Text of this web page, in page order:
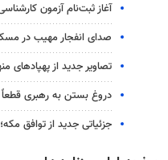
آغاز ثبت‌نام‌ آزمون
صدای انفجار مهیب در
تصاویر جدید از پهپادهای
دروغ بستن به رهبری
جزئیاتی جدید از توافق